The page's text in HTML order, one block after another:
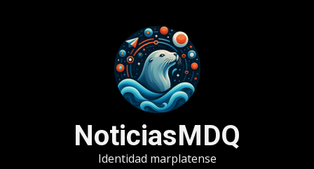
NoticiasMDQ
Identidad marplatense